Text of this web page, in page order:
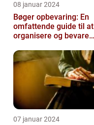
08 januar 2024
Bøger opbevaring: En
omfattende guide til at
organisere og bevare
07 januar 2024